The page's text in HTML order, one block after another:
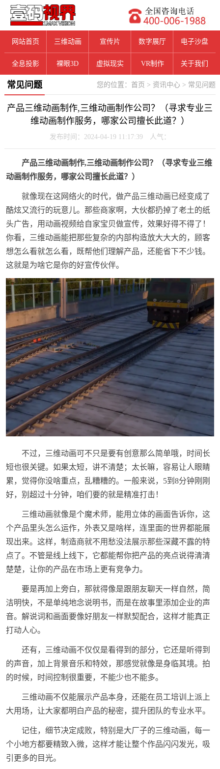
网站首页 三维动画 宣传片 数字展厅 电子沙盘
全息投影 裸眼3D 虚拟现实 VR制作 关于我们
您的位置： 首页 > 资讯中心 > 常见问题
常见问题
产品三维动画制作,三维动画制作公司？（寻求专业三
维动画制作服务，哪家公司擅长此道？）
发布时间：2024-04-19 11:17:39 人气：
产品三维动画制作,三维动画制作公司？（寻求专业三维
动画制作服务，哪家公司擅长此道？）
就像现在这网络火的时代，做产品三维动画已经变成了
酷炫又流行的玩意儿。那些商家啊，大伙都扔掉了老土的纸
头广告，用动画视频给自家宝贝做宣传，效果好得不得了！
你看，三维动画能把那些复杂的内部构造放大大大的，顾客
想怎么看就怎么看，既帮他们理解产品，还能省下不少钱。
这就是为啥它是你的好宣传伙伴。
不过，三维动画可不只是要有创意那么简单哦，时间长
短也很关键。如果太短，讲不清楚；太长嘛，容易让人眼睛
累，觉得你没啥重点，乱糟糟的。一般来说，5到8分钟刚刚
好，别超过十分钟，咱们要的就是精准打击！
三维动画就像是个魔术师，能用立体的画面告诉你，这
个产品里头怎么运作，外表又是啥样，连里面的世界都能展
现出来。这样，制造商就不用愁没法展示那些深藏不露的特
点了。不管是线上线下，它都能帮你把产品的亮点说得清清
楚楚，让你的产品在市场上更有竞争力。
要是再加上旁白，那就得像是跟朋友聊天一样自然，简
洁明快，不是单纯地念说明书，而是在故事里添加企业的声
音。解说词和画面要像好朋友一样默契配合，这样才能真正
打动人心。
还有，三维动画不仅仅是看得到的部分，它还是听得到
的声音，加上背景音乐和特效，那感觉就像是身临其境。拍
的时候，时间控制很重要，不能少也不能多。
三维动画不仅能展示产品本身，还能在员工培训上派上
大用场，让大家都明白产品的秘密，提升团队的专业水平。
记住，细节决定成败，特别是大厂子的三维动画，每一
个小地方都要精致入微，这样才能让整个作品闪闪发光，吸
引更多的目光。